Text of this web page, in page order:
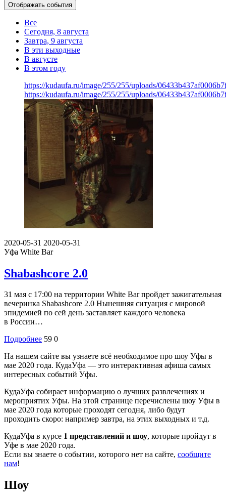
Отображать события
Все
Сегодня, 8 августа
Завтра, 9 августа
В эти выходные
В августе
В этом году
https://kudaufa.ru/image/255/255/uploads/
https://kudaufa.ru/image/255/255/uploads/
2020-05-31 2020-05-31
Уфа White Bar
Shabashcore 2.0
31 мая с 17:00 на территории White Bar пройдет зажигательная
вечеринка Shabashcore 2.0 Нынешняя ситуация с мировой
эпидемией по сей день заставляет каждого человека
в России…
Подробнее 59 0
На нашем сайте вы узнаете всё необходимое про шоу Уфы в
мае 2020 года. КудаУфа — это интерактивная афиша самых
интересных событий Уфы.
КудаУфа собирает информацию о лучших развлечениях и
мероприятих Уфы. На этой странице перечислены шоу Уфы в
мае 2020 года которые проходят сегодня, либо будут
проходить скоро: например завтра, на этих выходных и т.д.
КудаУфа в курсе 1 представлений и шоу, которые пройдут в
Уфе в мае 2020 года.
Если вы знаете о событии, которого нет на сайте, сообщите
нам!
Шоу